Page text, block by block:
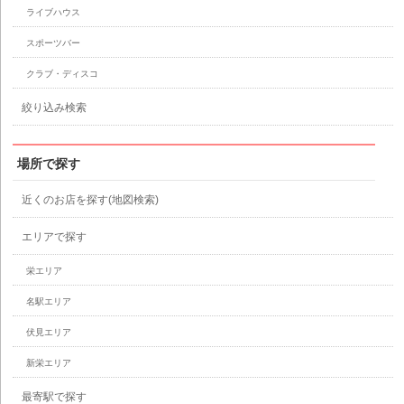
ライブハウス
スポーツバー
クラブ・ディスコ
絞り込み検索
場所で探す
近くのお店を探す(地図検索)
エリアで探す
栄エリア
名駅エリア
伏見エリア
新栄エリア
最寄駅で探す